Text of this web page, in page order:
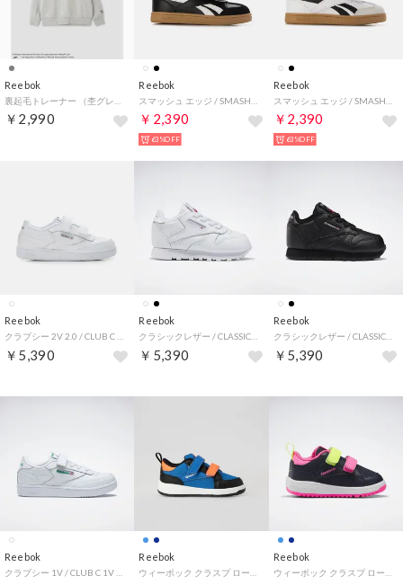
Reebok
￥2,990
Reebok
￥2,390
63%OFF
Reebok
￥2,390
63%OFF
Reebok
￥5,390
Reebok
￥5,390
Reebok
クラシックレザー / CLASSIC LEATHER （コアブラック）
￥5,390
Reebok Reebok Reebok